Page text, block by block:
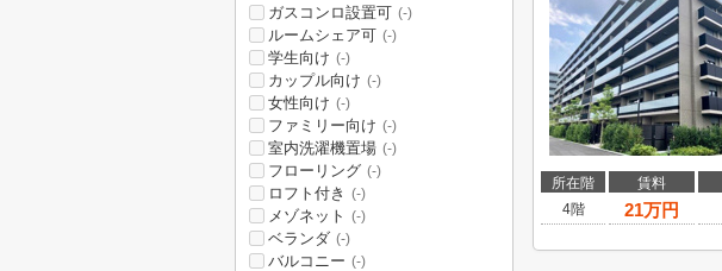
所在階 賃料
4階
21万円
ガスコンロ設置可 (-)
ルームシェア可 (-)
学生向け (-)
カップル向け (-)
女性向け (-)
ファミリー向け (-)
室内洗濯機置場 (-)
フローリング (-)
ロフト付き (-)
メゾネット (-)
ベランダ (-)
バルコニー (-)